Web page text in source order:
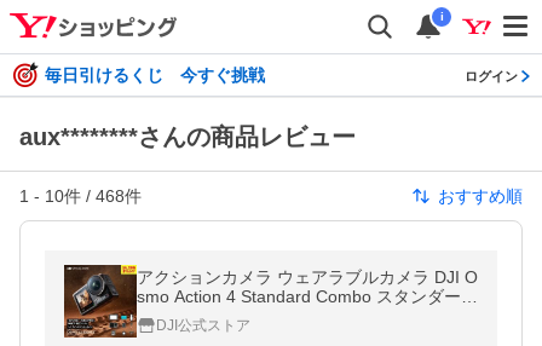
i
毎日引けるくじ 今すぐ挑戦 ログイン
aux********さんの商品レビュー
1 - 10件 / 468件 おすすめ順
アクションカメラ ウェアラブルカメラ DJI O
smo Action 4 Standard Combo スタンダード
コンボ OA4 Action4 4K/120fps 防水 耐寒 オ
ズモアクション 縦向き撮影
DJI公式ストア